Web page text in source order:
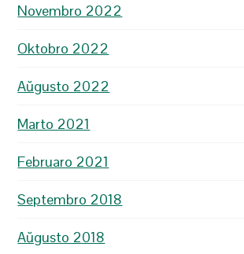
Novembro 2022
Oktobro 2022
Aŭgusto 2022
Marto 2021
Februaro 2021
Septembro 2018
Aŭgusto 2018